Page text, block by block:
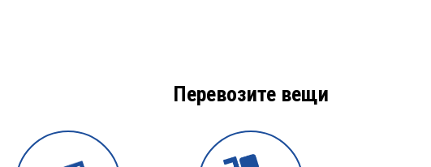
Перевозите вещи